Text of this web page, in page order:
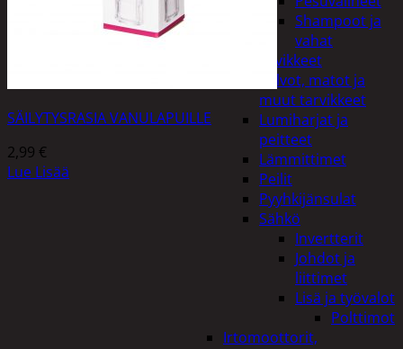
Shampoot ja
vahat
Autotarvikkeet
Kalvot, matot ja
muut tarvikkeet
Lumiharjat ja
peitteet
Lämmittimet
Peilit
Pyyhkijänsulat
Sähkö
Invertterit
Johdot ja
liittimet
Lisä ja työvalot
Polttimot
Irtomoottorit,
SÄILYTYSRASIA VANULAPUILLE
2,99 €
Lue Lisää